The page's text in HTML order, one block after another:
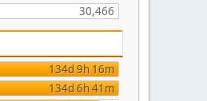
30,466
134d 9h 16m
134d 6h 41m